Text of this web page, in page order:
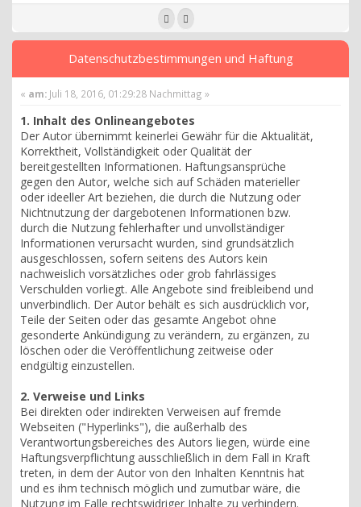
Datenschutzbestimmungen und Haftung
« am: Juli 18, 2016, 01:29:28 Nachmittag »
1. Inhalt des Onlineangebotes
Der Autor übernimmt keinerlei Gewähr für die Aktualität,
Korrektheit, Vollständigkeit oder Qualität der
bereitgestellten Informationen. Haftungsansprüche
gegen den Autor, welche sich auf Schäden materieller
oder ideeller Art beziehen, die durch die Nutzung oder
Nichtnutzung der dargebotenen Informationen bzw.
durch die Nutzung fehlerhafter und unvollständiger
Informationen verursacht wurden, sind grundsätzlich
ausgeschlossen, sofern seitens des Autors kein
nachweislich vorsätzliches oder grob fahrlässiges
Verschulden vorliegt. Alle Angebote sind freibleibend und
unverbindlich. Der Autor behält es sich ausdrücklich vor,
Teile der Seiten oder das gesamte Angebot ohne
gesonderte Ankündigung zu verändern, zu ergänzen, zu
löschen oder die Veröffentlichung zeitweise oder
endgültig einzustellen.
2. Verweise und Links
Bei direkten oder indirekten Verweisen auf fremde
Webseiten ("Hyperlinks"), die außerhalb des
Verantwortungsbereiches des Autors liegen, würde eine
Haftungsverpflichtung ausschließlich in dem Fall in Kraft
treten, in dem der Autor von den Inhalten Kenntnis hat
und es ihm technisch möglich und zumutbar wäre, die
Nutzung im Falle rechtswidriger Inhalte zu verhindern.